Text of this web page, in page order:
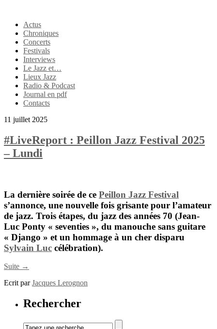
Actus
Chroniques
Concerts
Festivals
Interviews
Le Jazz et…
Lieux Jazz
Radio & Podcast
Journal en pdf
Contacts
11 juillet 2025
#LiveReport : Peillon Jazz Festival 2025
– Lundi
La dernière soirée de ce Peillon Jazz Festival
s’annonce, une nouvelle fois grisante pour l’amateur
de jazz. Trois étapes, du jazz des années 70 (Jean-
Luc Ponty « seventies », du manouche sans guitare
« Django » et un hommage à un cher disparu
Sylvain Luc célébration).
Suite →
Ecrit parJacques Lerognon
Rechercher